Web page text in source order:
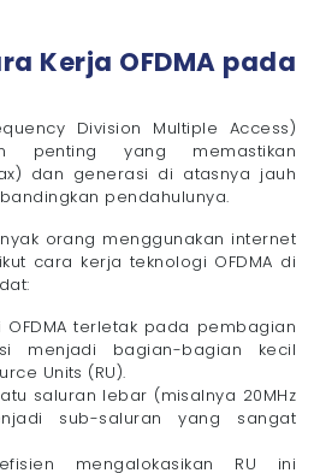
Kerja OFDMA pada
Division Multiple Access)
penting yang memastikan
dan generasi di atasnya jauh
pendahulunya.
orang menggunakan internet
cara kerja teknologi OFDMA di
OFDMA terletak pada pembagian
menjadi bagian-bagian kecil
Units (RU).
saluran lebar (misalnya 20MHz
sub-saluran yang sangat
mengalokasikan RU ini